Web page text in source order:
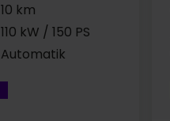
10 km
110 kW / 150 PS
Automatik